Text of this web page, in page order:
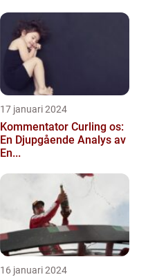
17 januari 2024
Kommentator Curling os:
En Djupgående Analys av
En...
16 januari 2024